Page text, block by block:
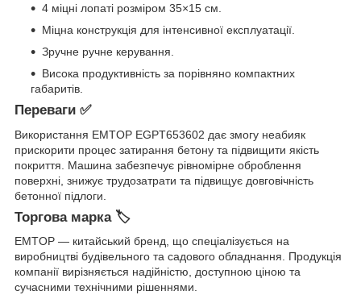
4 міцні лопаті розміром 35×15 см.
Міцна конструкція для інтенсивної експлуатації.
Зручне ручне керування.
Висока продуктивність за порівняно компактних
габаритів.
Переваги ✅
Використання EMTOP EGPT653602 дає змогу неабияк
прискорити процес затирання бетону та підвищити якість
покриття. Машина забезпечує рівномірне оброблення
поверхні, знижує трудозатрати та підвищує довговічність
бетонної підлоги.
Торгова марка 🏷️
EMTOP — китайський бренд, що спеціалізується на
виробництві будівельного та садового обладнання. Продукція
компанії вирізняється надійністю, доступною ціною та
сучасними технічними рішеннями.